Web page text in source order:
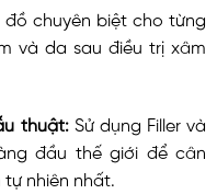
đồ chuyên biệt cho từng
và da sau điều trị xâm
thuật:Sử dụng Filler và
đầu thế giới để cân
nhiên nhất.